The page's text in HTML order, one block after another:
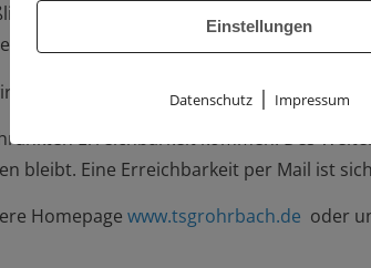
19. April 2020 zu schließen. Unsere
19.04.2020 geschlossen.
bald alle wieder beim Sport
Erreichbarkeit kommen. Des
bleibt. Eine Erreichbarkeit per Mail ist
Homepage www.tsgrohrbach.de oder
Einstellungen
Datenschutz| Impressum